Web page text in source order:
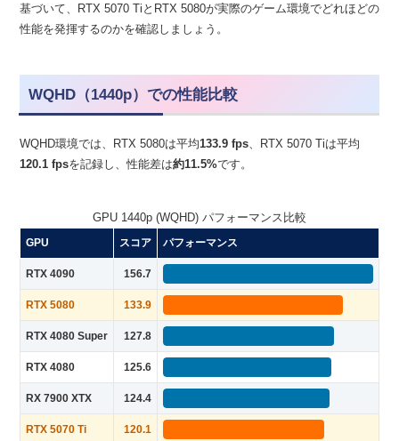
基づいて、RTX 5070 TiとRTX 5080が実際のゲーム環境でどれほどの
性能を発揮するのかを確認しましょう。
WQHD（1440p）での性能比較
WQHD環境では、RTX 5080は平均133.9 fps、RTX 5070 Tiは平均
120.1 fpsを記録し、性能差は約11.5%です。
GPU 1440p (WQHD) パフォーマンス比較
GPU スコア パフォーマンス
RTX 4090 156.7
RTX 5080 133.9
RTX 4080 Super 127.8
RTX 4080 125.6
RX 7900 XTX 124.4
RTX 5070 Ti 120.1